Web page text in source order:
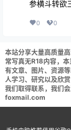
参横斗转欲
0 0
本站分享大量高质量
常写真无R18内容，
有文章、图片、资源
人学习、研究以及欣
我们取得联系，我们
foxmail.com